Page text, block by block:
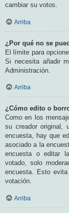
cambiar su votos.
Arriba
¿Por qué no se
El límite para
Si necesita añadir
Administración.
Arriba
¿Cómo edito o
Como en los
su creador original,
encuesta, hay que
asociado a la
encuesta o editar
votado, solo
encuesta. Esto
votación.
Arriba